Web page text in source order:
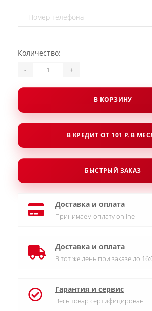
Количество:
- +
В КОРЗИНУ
В КРЕДИТ ОТ 101 Р. В
БЫСТРЫЙ ЗАКАЗ
Доставка и оплата
Принимаем оплату online
Доставка и оплата
В тот же день при заказе до
Гарантия и сервис
Весь товар сертифицирован